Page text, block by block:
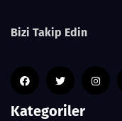
Bizi Takip Edin
Kategoriler